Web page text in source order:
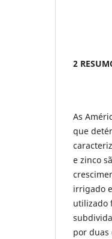
2
As
que
e zinco
irrigado
utilizado
por duas